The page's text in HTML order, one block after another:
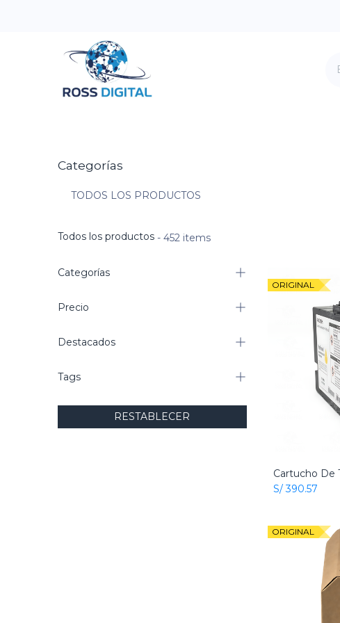
Categorías
TODOS LOS PRODUCTOS
Todos los productos - 452 items
Categorías
Precio
Destacados
Tags
RESTABLECER
ORIGINAL
S/390.57
ORIGINAL